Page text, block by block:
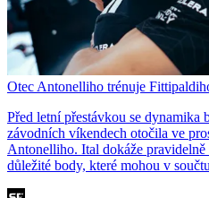
Otec Antonelliho trénuje
Před letní přestávkou se dynamika
závodních víkendech otočila ve
Antonelliho. Ital dokáže
důležité body, které mohou v